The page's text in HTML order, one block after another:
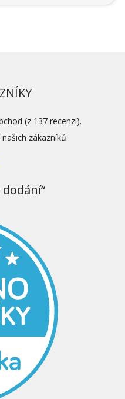
(z 137 recenzí).
zákazníků.